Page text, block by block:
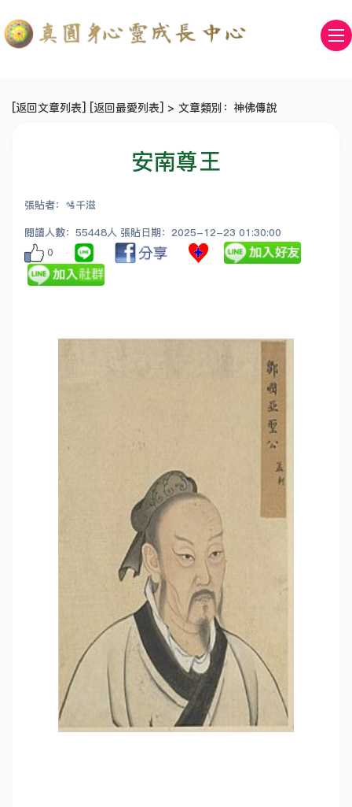
[返回文章列表] [返回最愛列表] > 文章類別：神佛傳說
安南尊王
張貼者：🛂千滋
閱讀人數：55448人 張貼日期：2025-12-23 01:30:00
0